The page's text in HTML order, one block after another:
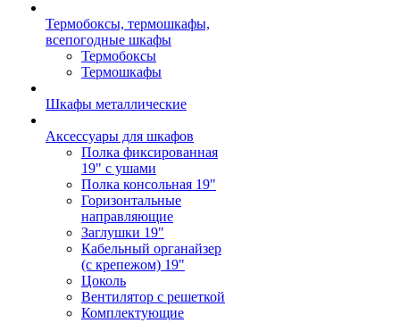
Термобоксы, термошкафы,
всепогодные шкафы
Термобоксы
Термошкафы
Шкафы металлические
Аксессуары для шкафов
Полка фиксированная
19" с ушами
Полка консольная 19"
Горизонтальные
направляющие
Заглушки 19"
Кабельный органайзер
(с крепежом) 19"
Цоколь
Вентилятор с решеткой
Комплектующие